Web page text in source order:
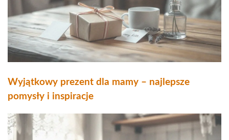
Wyjątkowy prezent dla mamy – najlepsze
pomysły i inspiracje